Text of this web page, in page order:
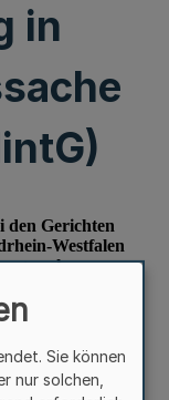
in
Sie können
nur solchen,